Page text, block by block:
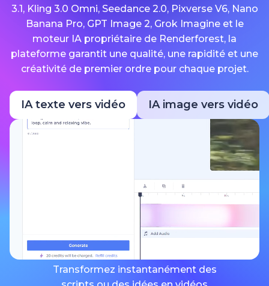
3.1, Kling 3.0 Omni, Seedance 2.0, Pixverse V6, Nano
Banana Pro, GPT Image 2, Grok Imagine et le
moteur IA propriétaire de Renderforest, la
plateforme garantit une qualité, une rapidité et une
créativité de premier ordre pour chaque projet.
IA texte vers vidéo IA image vers vidéo
Transformez instantanément des